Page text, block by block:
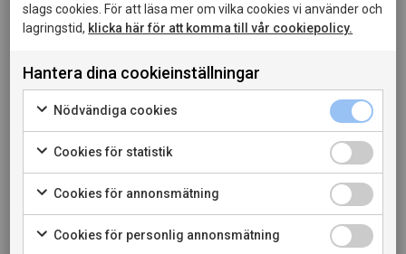
VinmakareAndrés Monsalve
Alk. halt 13% Totalsyra 5,9 g/l
InformationDetta vin är det näst högst rankade vinet
av samtliga verdejos från D.O Rueda av årgång 2023 av
den prestigefyllda spanska vinguiden Guía Peñín och
Bodegas Shayas
vingårdar ligger på mellan 700-800 meters höjd i D.O.
Rueda. Vinstockarna för detta vin är mellan 40-80 år
slags cookies. För att läsa mer om vilka cookies vi använder och
lagringstid, klicka här för att komma till vår cookiepolicy.
Hantera dina cookieinställningar
Nödvändiga cookies
Cookies för statistik
Cookies för annonsmätning
Cookies för personlig annonsmätning
Denna sida innehåller information om alkoholhaltiga
drycker och riktar sig till dig som fyllt 20 år.
När jag bekräftar att jag är 20 år eller äldre godkänner
jag också att webbplatsen använder cookies.
PRIVATKONSUMENT
RESTAURANGKUND